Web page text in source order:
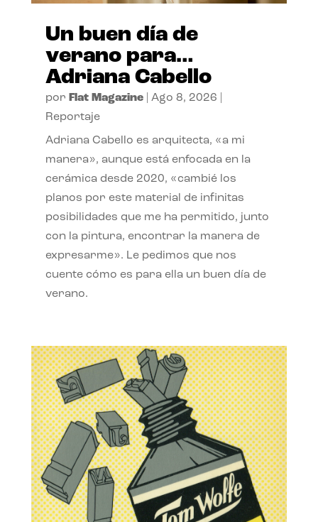
Un buen día de
verano para…
Adriana Cabello
por Flat Magazine| Ago 8, 2026
Reportaje
Adriana Cabello es arquitecta, «a mi
manera», aunque está enfocada en la
cerámica desde 2020, «cambié los
planos por este material de infinitas
posibilidades que me ha permitido, junto
con la pintura, encontrar la manera de
expresarme». Le pedimos que nos
cuente cómo es para ella un buen día de
verano.